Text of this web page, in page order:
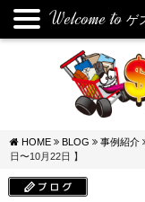
Welcome to ゲ
HOME BLOG 事例紹介
日〜10月22日 】